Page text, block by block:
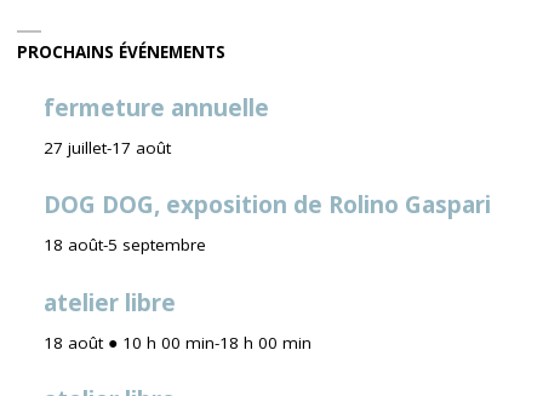
PROCHAINS ÉVÉNEMENTS
fermeture annuelle
27 juillet-17 août
DOG DOG, exposition de Rolino Gaspari
18 août-5 septembre
atelier libre
18 août ● 10 h 00 min-18 h 00 min